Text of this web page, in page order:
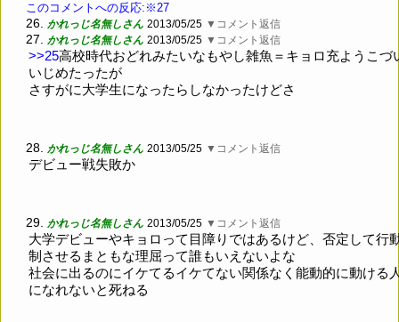
このコメントへの反応:※27
26. かれっじ名無しさん 2013/05/25 ▼コメント返信
27. かれっじ名無しさん 2013/05/25 ▼コメント返信
>>25高校時代おどれみたいなもやし雑魚＝キョロ充ようこづ
いじめたったが
さすがに大学生になったらしなかったけどさ
28. かれっじ名無しさん 2013/05/25 ▼コメント返信
デビュー戦失敗か
29. かれっじ名無しさん 2013/05/25 ▼コメント返信
大学デビューやキョロって目障りではあるけど、否定して行
制させるまともな理屈って誰もいえないよな
社会に出るのにイケてるイケてない関係なく能動的に動ける
になれないと死ねる